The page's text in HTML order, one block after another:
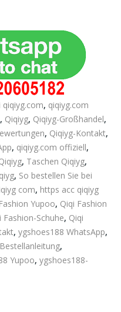
qiqiyg.com, qiqiyg.com
, Qiqiyg, Qiqiyg-Großhandel,
, Qiqiyg-Kontakt,
, qiqiyg.com offiziell,
, Taschen Qiqiyg,
, So bestellen Sie bei
com, https acc qiqiyg
Yupoo, Qiqi Fashion
Fashion-Schuhe, Qiqi
, ygshoes188 WhatsApp,
,
Yupoo, ygshoes188-